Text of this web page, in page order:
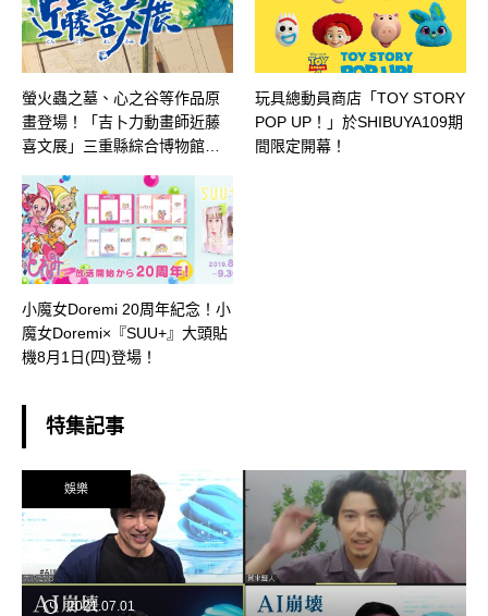
螢火蟲之墓、心之谷等作品原
畫登場！「吉卜力動畫師近藤
喜文展」三重縣綜合博物館展
玩具總動員商店「TOY STORY
POP UP！」於SHIBUYA109期
間限定開幕！
小魔女Doremi 20周年紀念！小
魔女Doremi×『SUU+』大頭貼
機8月1日(四)登場！
特集記事
娛樂
2021.07.01